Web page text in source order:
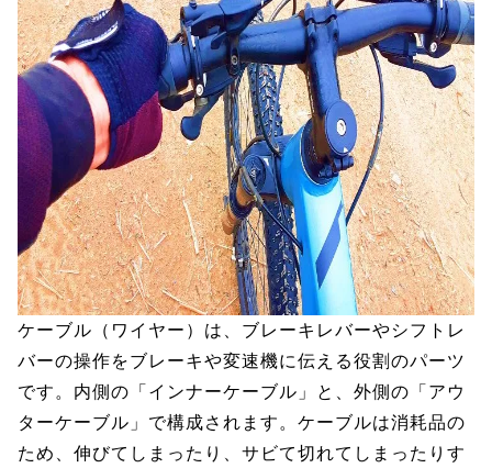
ケーブル（ワイヤー）は、ブレーキレバーやシフトレ
バーの操作をブレーキや変速機に伝える役割のパーツ
です。内側の「インナーケーブル」と、外側の「アウ
ターケーブル」で構成されます。ケーブルは消耗品の
ため、伸びてしまったり、サビて切れてしまったりす